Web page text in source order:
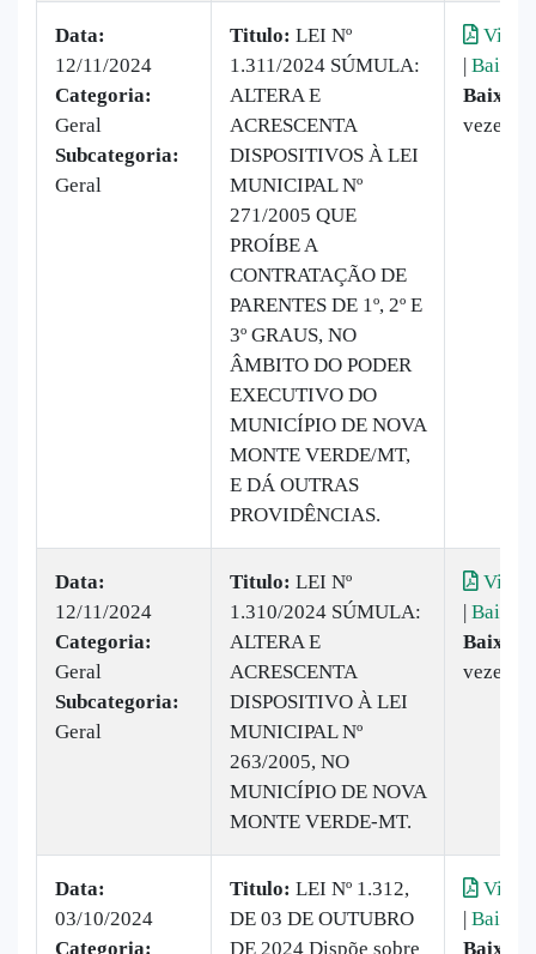
Data:
12/11/2024
Categoria:
Geral
Subcategoria:
Geral
Titulo: LEI Nº
1.311/2024 SÚMULA:
ALTERA E
ACRESCENTA
DISPOSITIVOS À LEI
MUNICIPAL Nº
271/2005 QUE
PROÍBE A
CONTRATAÇÃO DE
PARENTES DE 1º, 2º E
3º GRAUS, NO
ÂMBITO DO PODER
EXECUTIVO DO
MUNICÍPIO DE NOVA
MONTE VERDE/MT,
E DÁ OUTRAS
PROVIDÊNCIAS.
| Baixar
vezes
Data:
12/11/2024
Categoria:
Geral
Subcategoria:
Geral
Titulo: LEI Nº
1.310/2024 SÚMULA:
ALTERA E
ACRESCENTA
DISPOSITIVO À LEI
MUNICIPAL Nº
263/2005, NO
MUNICÍPIO DE NOVA
MONTE VERDE-MT.
| Baixar
vezes
Data:
03/10/2024
Categoria:
Titulo: LEI Nº 1.312,
DE 03 DE OUTUBRO
DE 2024 Dispõe sobre
| Baixar